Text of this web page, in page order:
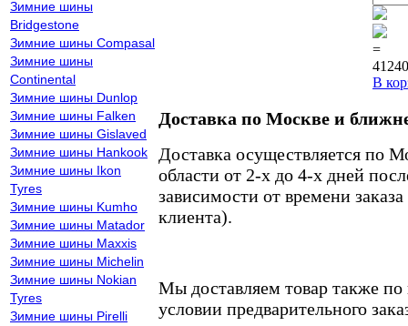
Зимние шины
Bridgestone
Зимние шины Compasal
Зимние шины
Continental
Зимние шины Dunlop
Зимние шины Falken
Зимние шины Gislaved
Зимние шины Hankook
Зимние шины Ikon
Tyres
Зимние шины Kumho
Зимние шины Matador
Зимние шины Maxxis
Зимние шины Michelin
Зимние шины Nokian
Tyres
Зимние шины Pirelli
=
В
Доставка по Москве и
Доставка осуществляется по
области от 2-х до 4-х дней
зависимости от времени
клиента).
Мы доставляем товар также
условии предварительного